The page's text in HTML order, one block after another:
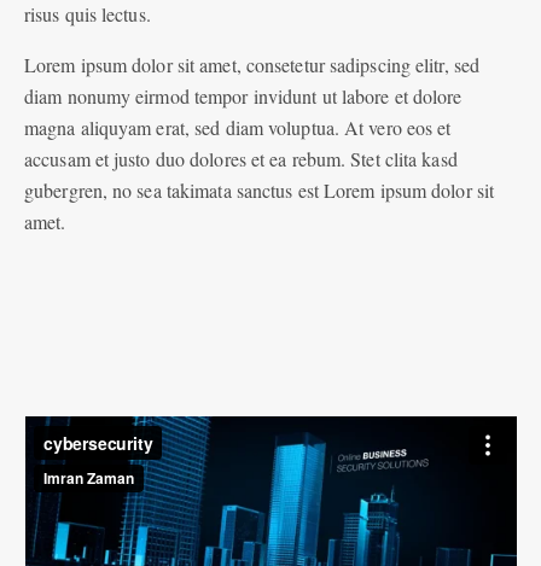
risus quis lectus.
Lorem ipsum dolor sit amet, consetetur sadipscing elitr, sed
diam nonumy eirmod tempor invidunt ut labore et dolore
magna aliquyam erat, sed diam voluptua. At vero eos et
accusam et justo duo dolores et ea rebum. Stet clita kasd
gubergren, no sea takimata sanctus est Lorem ipsum dolor sit
amet.